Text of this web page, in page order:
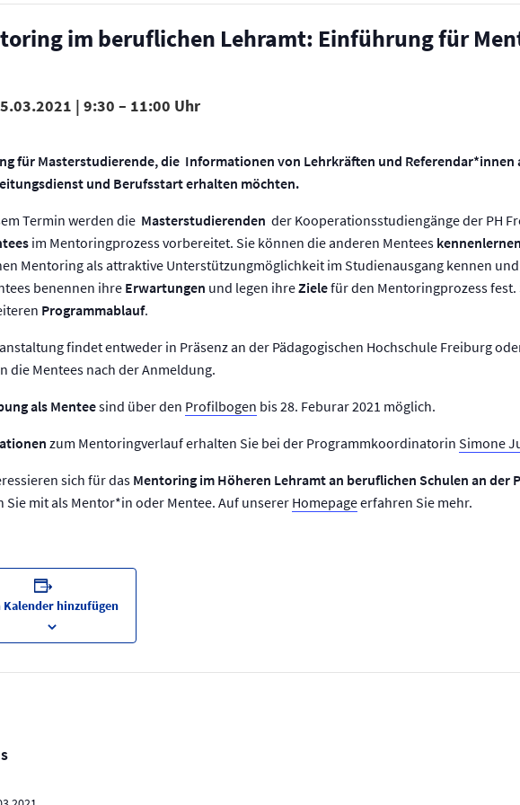
im beruflichen Lehramt: Einführung für
| 9:30 – 11:00
für Masterstudierende, die Informationen von Lehrkräften und Referendar*innen
und Berufsstart erhalten möchten.
Termin werden die Masterstudierenden der Kooperationsstudiengänge der PH
im Mentoringprozess vorbereitet. Sie können die anderen Mentees kennenlernen
Mentoring als attraktive Unterstützungmöglichkeit im Studienausgang kennen
benennen ihre Erwartungen und legen ihreZielefür den Mentoringprozess
Programmablauf.
findet entweder in Präsenz an der Pädagogischen Hochschule Freiburg
die Mentees nach der Anmeldung.
als Menteesind über den Profilbogen bis 28. Feburar 2021 möglich.
zum Mentoringverlauf erhalten Sie bei der Programmkoordinatorin Simone
sich für dasMentoring im Höheren Lehramt an beruflichen Schulen an der
Sie mit als Mentor*in oder Mentee. Auf unserer Homepageerfahren Sie mehr.
Kalender hinzufügen